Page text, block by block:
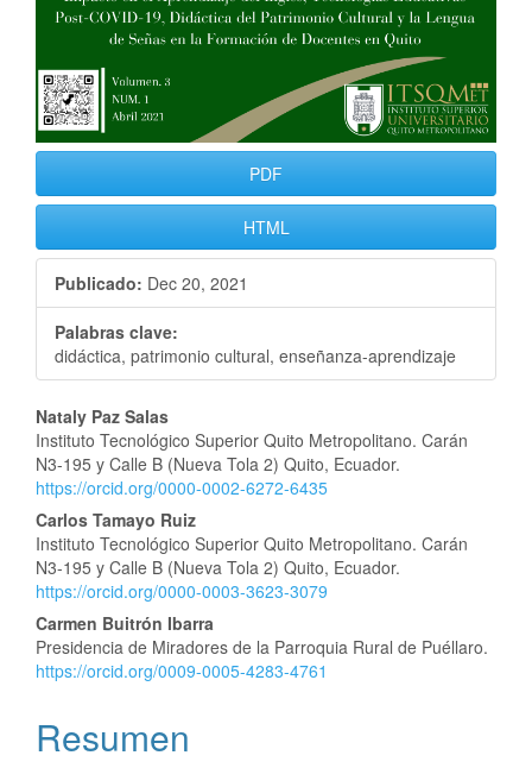
PDF
HTML
Publicado: Dec 20, 2021
Palabras clave:
didáctica, patrimonio cultural, enseñanza-aprendizaje
Contenido
principal
del
artículo
Nataly Paz Salas
Instituto Tecnológico Superior Quito Metropolitano. Carán
N3-195 y Calle B (Nueva Tola 2) Quito, Ecuador.
https://orcid.org/0000-0002-6272-6435
Carlos Tamayo Ruiz
Instituto Tecnológico Superior Quito Metropolitano. Carán
N3-195 y Calle B (Nueva Tola 2) Quito, Ecuador.
https://orcid.org/0000-0003-3623-3079
Carmen Buitrón Ibarra
Presidencia de Miradores de la Parroquia Rural de Puéllaro.
https://orcid.org/0009-0005-4283-4761
Resumen